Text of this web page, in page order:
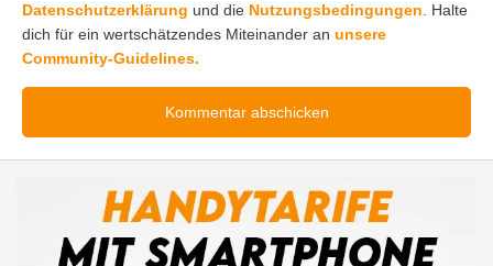
Datenschutzerklärung und die Nutzungsbedingungen . Halte
dich für ein wertschätzendes Miteinander an unsere
Community-Guidelines.